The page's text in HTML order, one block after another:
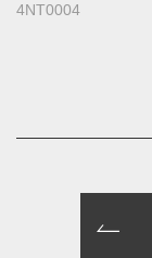
4NT0004